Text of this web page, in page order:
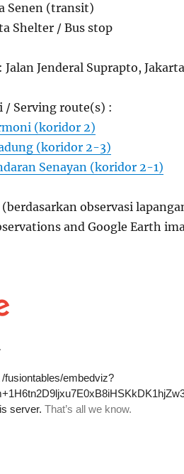
Senen (transit)
Shelter / Bus stop
Jenderal Suprapto,
/ Serving route(s) :
(koridor 2)
(koridor 2-3)
Senayan (koridor 2-1)
(berdasarkan observasi
and Google Earth